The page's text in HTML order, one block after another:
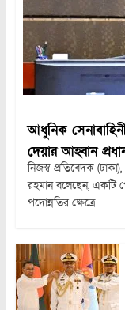
আধুনিক
দেয়ার আহ্বান
নিজস্ব প্রতিবেদক
রহমান বলেছেন, একটি
পদোন্নতির ক্ষেত্রে